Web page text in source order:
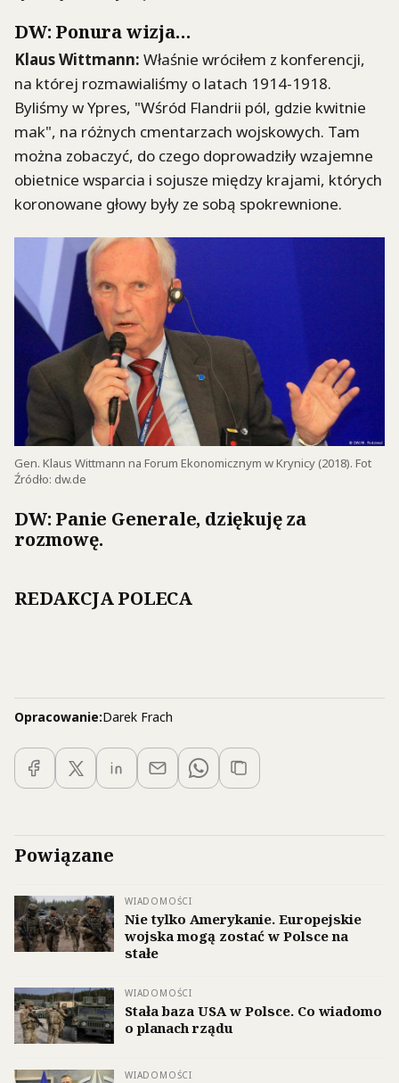
DW: Ponura wizja…
KlausWittmann: Właśnie wróciłem z konferencji,
na której rozmawialiśmy o latach 1914-1918.
Byliśmy w Ypres, "Wśród Flandrii pól, gdzie kwitnie
mak", na różnych cmentarzach wojskowych. Tam
można zobaczyć, do czego doprowadziły wzajemne
obietnice wsparcia i sojusze między krajami, których
koronowane głowy były ze sobą spokrewnione.
Gen. Klaus Wittmann na Forum Ekonomicznym w Krynicy (2018). Fot
Źródło: dw.de
DW: Panie Generale, dziękuję za
rozmowę.
REDAKCJA POLECA
Opracowanie:Darek Frach
Powiązane
WIADOMOŚCI
Nie tylko Amerykanie. Europejskie
wojska mogą zostać w Polsce na
stałe
WIADOMOŚCI
Stała baza USA w Polsce. Co wiadomo
o planach rządu
WIADOMOŚCI